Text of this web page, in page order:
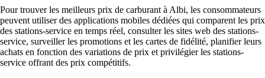
Pour trouver les meilleurs prix de carburant à Albi, les consommateurs
peuvent utiliser des applications mobiles dédiées qui comparent les prix
des stations-service en temps réel, consulter les sites web des stations-
service, surveiller les promotions et les cartes de fidélité, planifier leurs
achats en fonction des variations de prix et privilégier les stations-
service offrant des prix compétitifs.